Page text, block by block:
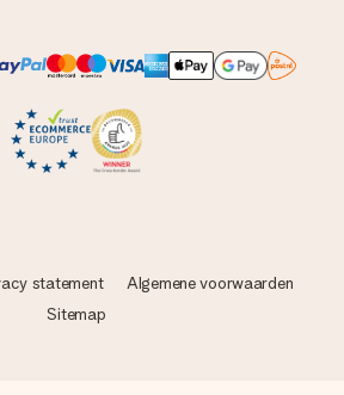
statement
Algemene voorwaarden
Sitemap